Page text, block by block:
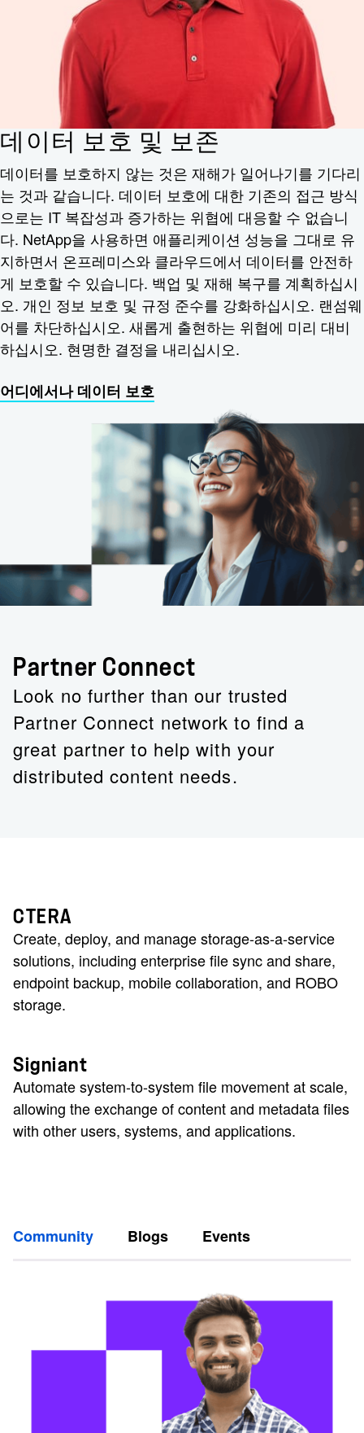
데이터 보호 및 보존
데이터를 보호하지 않는 것은 재해가 일어나기를 기다리
는 것과 같습니다. 데이터 보호에 대한 기존의 접근 방식
으로는 IT 복잡성과 증가하는 위협에 대응할 수 없습니
다. NetApp을 사용하면 애플리케이션 성능을 그대로 유
지하면서 온프레미스와 클라우드에서 데이터를 안전하
게 보호할 수 있습니다. 백업 및 재해 복구를 계획하십시
오. 개인 정보 보호 및 규정 준수를 강화하십시오. 랜섬웨
어를 차단하십시오. 새롭게 출현하는 위협에 미리 대비
하십시오. 현명한 결정을 내리십시오.
어디에서나 데이터 보호
Partner Connect
Look no further than our trusted
Partner Connect network to find a
great partner to help with your
distributed content needs.
CTERA
Create, deploy, and manage storage-as-a-service
solutions, including enterprise file sync and share,
endpoint backup, mobile collaboration, and ROBO
storage.
Signiant
Automate system-to-system file movement at scale,
allowing the exchange of content and metadata files
with other users, systems, and applications.
Community Blogs Events